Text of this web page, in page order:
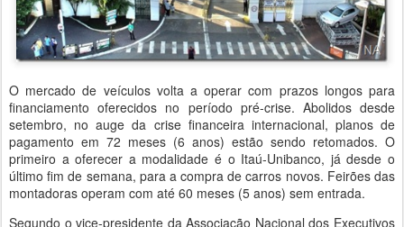
O mercado de veículos volta a operar com prazos longos para
financiamento oferecidos no período pré-crise. Abolidos desde
setembro, no auge da crise financeira internacional, planos de
pagamento em 72 meses (6 anos) estão sendo retomados. O
primeiro a oferecer a modalidade é o Itaú-Unibanco, já desde o
último fim de semana, para a compra de carros novos. Feirões das
montadoras operam com até 60 meses (5 anos) sem entrada.
Segundo o vice-presidente da Associação Nacional dos Executivos